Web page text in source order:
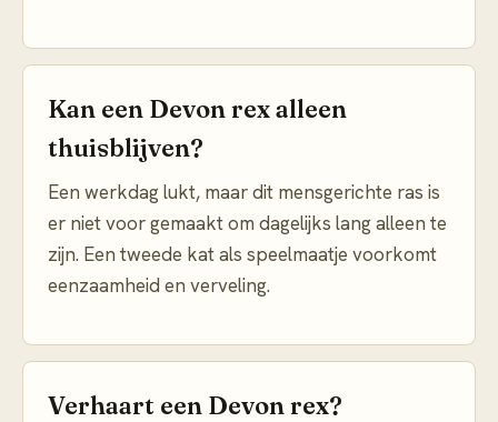
Kan een Devon rex alleen
thuisblijven?
Een werkdag lukt, maar dit mensgerichte ras is
er niet voor gemaakt om dagelijks lang alleen te
zijn. Een tweede kat als speelmaatje voorkomt
eenzaamheid en verveling.
Verhaart een Devon rex?